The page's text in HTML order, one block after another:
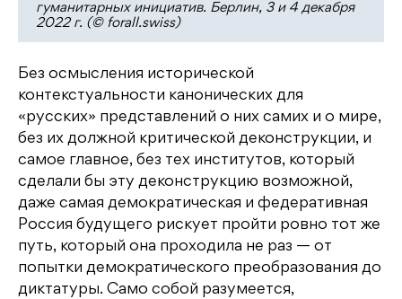
гуманитарных инициатив. Берлин, 3 и 4 декабря
2022 г. (© forall.swiss)
Без осмысления исторической
контекстуальности канонических для
«русских» представлений о них самих и о мире,
без их должной критической деконструкции, и
самое главное, без тех институтов, который
сделали бы эту деконструкцию возможной,
даже самая демократическая и федеративная
Россия будущего рискует пройти ровно тот же
путь, который она проходила не раз — от
попытки демократического преобразования до
диктатуры. Само собой разумеется,